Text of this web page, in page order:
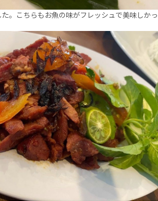
。こちらもお魚の味がフレッシュで美味しかっ